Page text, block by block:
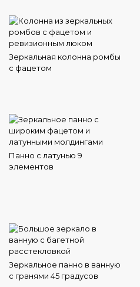
Зеркальная колонна ромбы
с фацетом
Панно с латунью 9
элементов
Зеркальное панно в ванную
с гранями 45 градусов